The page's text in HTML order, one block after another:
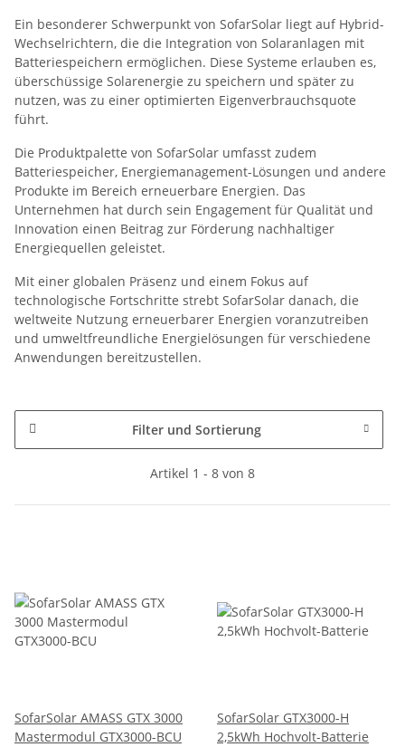
Ein besonderer Schwerpunkt von SofarSolar liegt auf Hybrid-
Wechselrichtern, die die Integration von Solaranlagen mit
Batteriespeichern ermöglichen. Diese Systeme erlauben es,
überschüssige Solarenergie zu speichern und später zu
nutzen, was zu einer optimierten Eigenverbrauchsquote
führt.
Die Produktpalette von SofarSolar umfasst zudem
Batteriespeicher, Energiemanagement-Lösungen und andere
Produkte im Bereich erneuerbare Energien. Das
Unternehmen hat durch sein Engagement für Qualität und
Innovation einen Beitrag zur Förderung nachhaltiger
Energiequellen geleistet.
Mit einer globalen Präsenz und einem Fokus auf
technologische Fortschritte strebt SofarSolar danach, die
weltweite Nutzung erneuerbarer Energien voranzutreiben
und umweltfreundliche Energielösungen für verschiedene
Anwendungen bereitzustellen.
Filter und Sortierung
Artikel 1 - 8 von 8
SofarSolar AMASS GTX 3000
Mastermodul GTX3000-BCU
SofarSolar GTX3000-H
2,5kWh Hochvolt-Batterie